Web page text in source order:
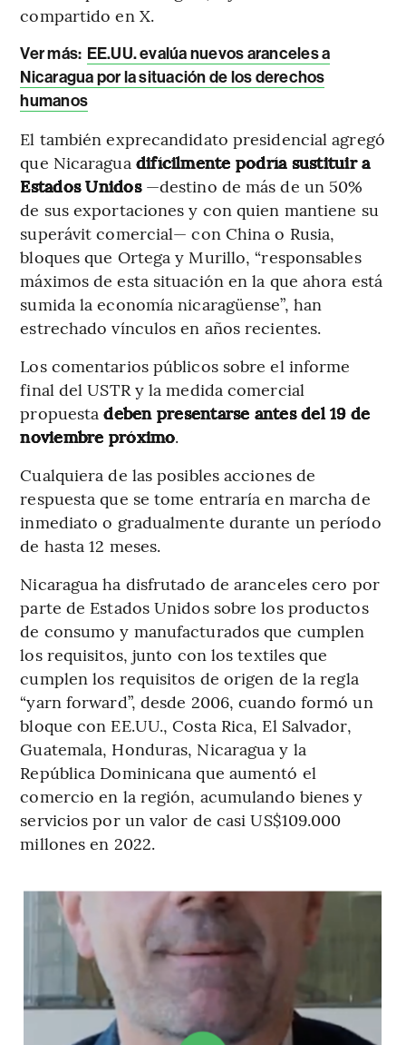
compartido en X.
Ver más: EE.UU. evalúa nuevos aranceles a
Nicaragua por la situación de los derechos
humanos
El también exprecandidato presidencial agregó
que Nicaragua difícilmente podría sustituir a
Estados Unidos—destino de más de un 50%
de sus exportaciones y con quien mantiene su
superávit comercial— con China o Rusia,
bloques que Ortega y Murillo, “responsables
máximos de esta situación en la que ahora está
sumida la economía nicaragüense”, han
estrechado vínculos en años recientes.
Los comentarios públicos sobre el informe
final del USTR y la medida comercial
propuestadeben presentarse antes del 19 de
noviembre próximo.
Cualquiera de las posibles acciones de
respuesta que se tome entraría en marcha de
inmediato o gradualmente durante un período
de hasta 12 meses.
Nicaragua ha disfrutado de aranceles cero por
parte de Estados Unidos sobre los productos
de consumo y manufacturados que cumplen
los requisitos, junto con los textiles que
cumplen los requisitos de origen de la regla
“yarn forward”, desde 2006, cuando formó un
bloque con EE.UU., Costa Rica, El Salvador,
Guatemala, Honduras, Nicaragua y la
República Dominicana que aumentó el
comercio en la región, acumulando bienes y
servicios por un valor de casi US$109.000
millones en 2022.